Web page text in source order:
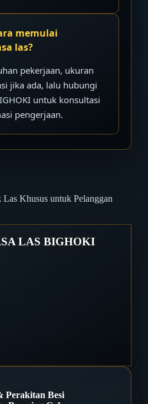
memulai
las?
pekerjaan, ukuran
jika ada, lalu hubungi
untuk konsultasi
pengerjaan.
Las Khusus untuk Pelanggan
LAS BIGHOKI
Perakitan Besi